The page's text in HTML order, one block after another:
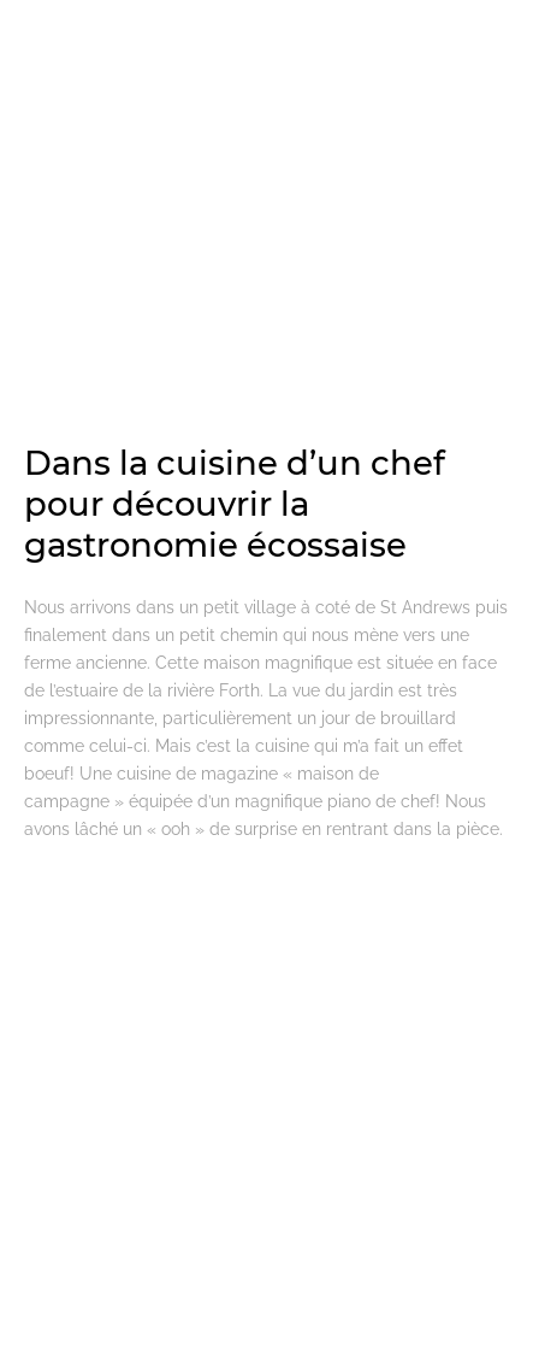
Dans la cuisine d’un chef
pour découvrir la
gastronomie écossaise
Nous arrivons dans un petit village à coté de St Andrews puis
finalement dans un petit chemin qui nous mène vers une
ferme ancienne. Cette maison magnifique est située en face
de l’estuaire de la rivière Forth. La vue du jardin est très
impressionnante, particulièrement un jour de brouillard
comme celui-ci. Mais c’est la cuisine qui m’a fait un effet
boeuf! Une cuisine de magazine « maison de
campagne » équipée d’un magnifique piano de chef! Nous
avons lâché un « ooh » de surprise en rentrant dans la pièce.